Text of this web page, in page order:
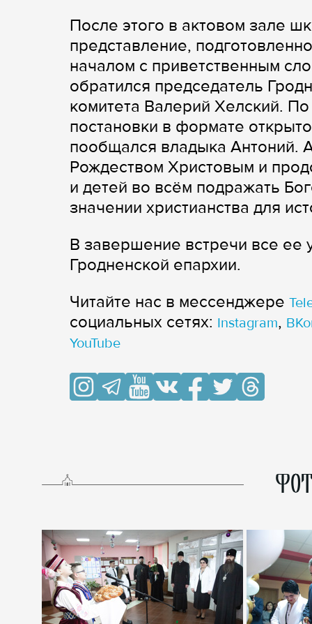
После этого в актовом зале
представление,
началом с приветственным
обратился председатель
комитета Валерий Хелский.
постановки в формате
пообщался владыка Антоний.
Рождеством Христовым и
и детей во всём подражать
значении христианства для
В завершение встречи все ее
Гродненской епархии.
Читайте нас в мессенджере
cоциальных сетях: Instagram,
YouTube